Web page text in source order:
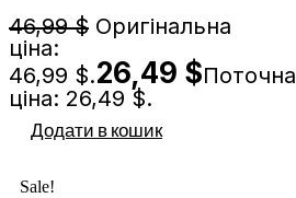
46,99$ Оригінальна
ціна:
46,99 $.26,49 $Поточна
ціна: 26,49 $.
Додати в кошик
Sale!